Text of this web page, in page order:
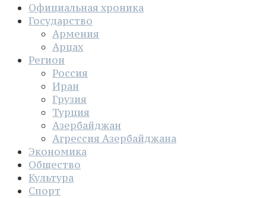
Официальная хроника
Государство
Армения
Арцах
Регион
Россия
Иран
Грузия
Турция
Азербайджан
Агрессия Азербайджана
Экономика
Общество
Культура
Спорт